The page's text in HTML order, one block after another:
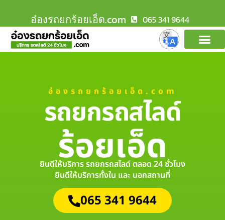
อ๋องรถยกร้อยเอ็ด.com 065 341 9644
อ๋องรถยกร้อยเอ็ด.com
รถยกรถสไลด์
ร้อยเอ็ด
ยินดีให้บริการ รถยกรถสไลด์ ตลอด 24 ชั่วโมง
ยินดีให้บริการทั้งใน และ นอกสถานที่
065 341 9644